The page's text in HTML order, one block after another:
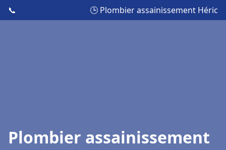
📞 🕒 Plombier assainissement Héric
Plombier assainissement